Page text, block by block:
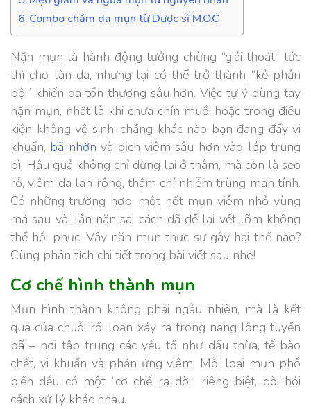
Combo chăm da mụn từ Dược sĩ M.O.C
Nặn mụn là hành động tưởng chừng “giải thoát” tức
thì cho làn da, nhưng lại có thể trở thành “kẻ phản
bội” khiến da tổn thương sâu hơn. Việc tự ý dùng tay
nặn mụn, nhất là khi chưa chín muồi hoặc trong điều
kiện không vệ sinh, chẳng khác nào bạn đang đẩy vi
khuẩn, bã nhờn và dịch viêm sâu hơn vào lớp trung
bì. Hậu quả không chỉ dừng lại ở thâm, mà còn là sẹo
rỗ, viêm da lan rộng, thậm chí nhiễm trùng mạn tính.
Có những trường hợp, một nốt mụn viêm nhỏ vùng
má sau vài lần nặn sai cách đã để lại vết lõm không
thể hồi phục. Vậy nặn mụn thực sự gây hại thế nào?
Cùng phân tích chi tiết trong bài viết sau nhé!
Cơ chế hình thành mụn
Mụn hình thành không phải ngẫu nhiên, mà là kết
quả của chuỗi rối loạn xảy ra trong nang lông tuyến
bã – nơi tập trung các yếu tố như dầu thừa, tế bào
chết, vi khuẩn và phản ứng viêm. Mỗi loại mụn phổ
biến đều có một “cơ chế ra đời” riêng biệt, đòi hỏi
cách xử lý khác nhau.